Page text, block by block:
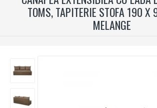
TOMS, TAPITERIE STOFA 190 X
MELANGE